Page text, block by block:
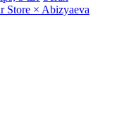
Store × Abizyaeva